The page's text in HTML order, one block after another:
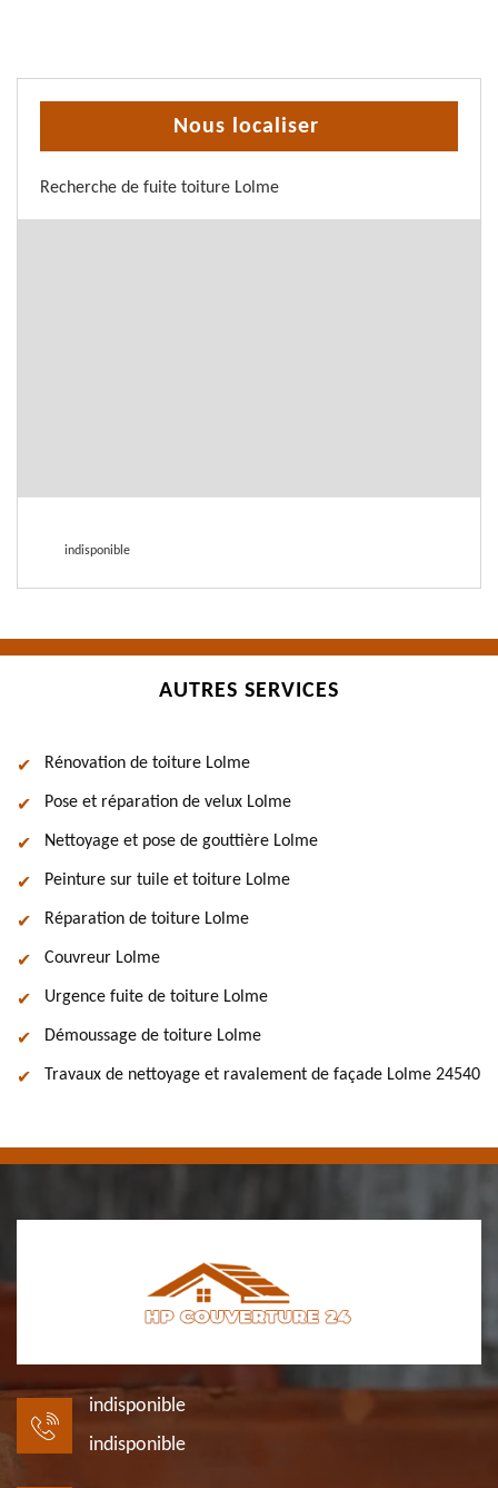
Nous localiser
Recherche de fuite toiture Lolme
indisponible
AUTRES SERVICES
Rénovation de toiture Lolme
Pose et réparation de velux Lolme
Nettoyage et pose de gouttière Lolme
Peinture sur tuile et toiture Lolme
Réparation de toiture Lolme
Couvreur Lolme
Urgence fuite de toiture Lolme
Démoussage de toiture Lolme
Travaux de nettoyage et ravalement de façade Lolme 24540
indisponible
indisponible